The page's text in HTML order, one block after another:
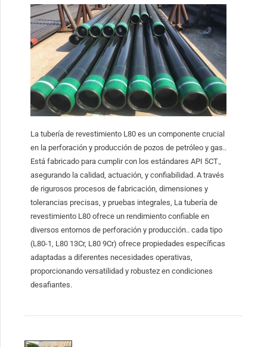
La tubería de revestimiento L80 es un componente crucial
en la perforación y producción de pozos de petróleo y gas..
Está fabricado para cumplir con los estándares API 5CT.,
asegurando la calidad, actuación, y confiabilidad. A través
de rigurosos procesos de fabricación, dimensiones y
tolerancias precisas, y pruebas integrales, La tubería de
revestimiento L80 ofrece un rendimiento confiable en
diversos entornos de perforación y producción.. cada tipo
(L80-1, L80 13Cr, L80 9Cr) ofrece propiedades específicas
adaptadas a diferentes necesidades operativas,
proporcionando versatilidad y robustez en condiciones
desafiantes.